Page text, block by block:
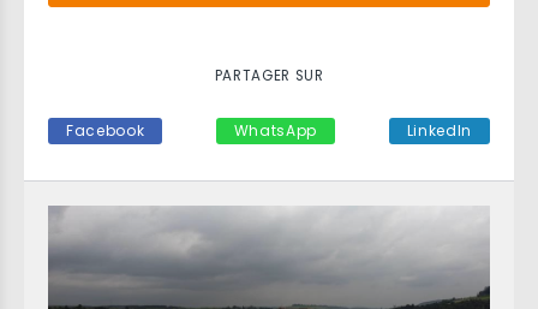
PARTAGER SUR
Facebook WhatsApp LinkedIn